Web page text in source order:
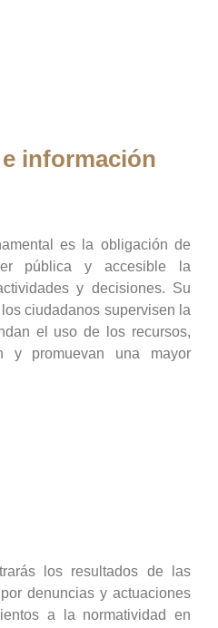
información
es la obligación de
pública y accesible la
y decisiones. Su
ciudadanos supervisen la
el uso de los recursos,
y promuevan una mayor
los resultados de las
denuncias y actuaciones
a la normatividad en